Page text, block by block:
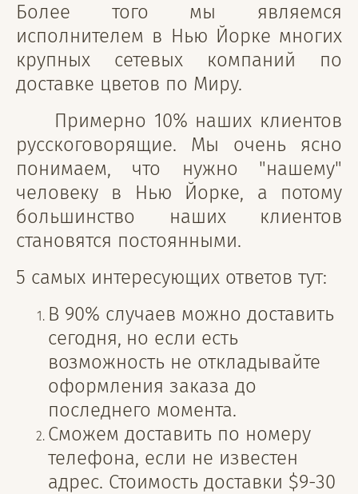
Более того мы являемся
исполнителем в Нью Йорке многих
крупных сетевых компаний по
доставке цветов по Миру.
Примерно 10% наших клиентов
русскоговорящие. Мы очень ясно
понимаем, что нужно "нашему"
человеку в Нью Йорке, а потому
большинство наших клиентов
становятся постоянными.
5 самых интересующих ответов тут:
В 90% случаев можно доставить
сегодня, но если есть
возможность не откладывайте
оформления заказа до
последнего момента.
Сможем доставить по номеру
телефона, если не известен
адрес. Стоимость доставки $9-30